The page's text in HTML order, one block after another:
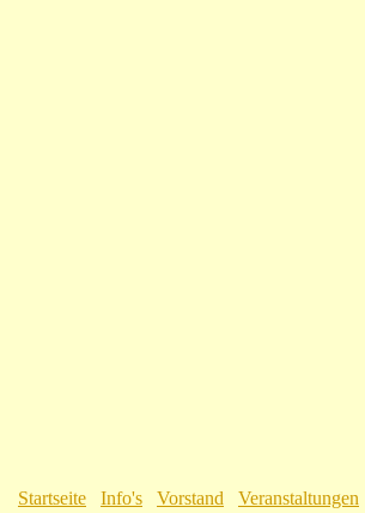
Startseite Info's Vorstand Veranstaltungen